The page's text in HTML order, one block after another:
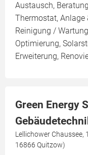
Austausch,
Thermostat,
Reinigung /
Optimierung,
Erweiterung,
Green Energy
Lellichower Chaussee,
16866 Quitzow)